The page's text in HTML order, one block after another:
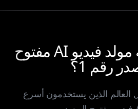
مستعد لتجربة مولد فيديو AI مفتوح
رقم 1؟
العالم الذين يستخدمون أسرع